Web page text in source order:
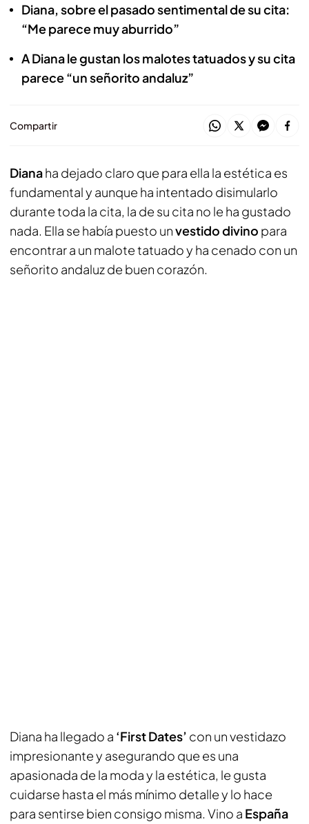
Diana, sobre el pasado sentimental de su cita:
“Me parece muy aburrido”
A Diana le gustan los malotes tatuados y su cita
parece “un señorito andaluz”
Compartir
Dianaha dejado claro que para ella la estética es
fundamental y aunque ha intentado disimularlo
durante toda la cita, la de su cita no le ha gustado
nada. Ella se había puesto unvestido divino para
encontrar a un malote tatuado y ha cenado con un
señorito andaluz de buen corazón.
Diana ha llegado a ‘First Dates’ con un vestidazo
impresionante y asegurando que es una
apasionada de la moda y la estética, le gusta
cuidarse hasta el más mínimo detalle y lo hace
para sentirse bien consigo misma. Vino a España